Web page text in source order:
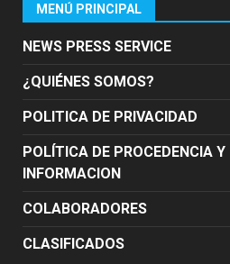
MENÚ PRINCIPAL
NEWS PRESS SERVICE
¿QUIÉNES SOMOS?
POLITICA DE PRIVACIDAD
POLÍTICA DE PROCEDENCIA Y
INFORMACION
COLABORADORES
CLASIFICADOS